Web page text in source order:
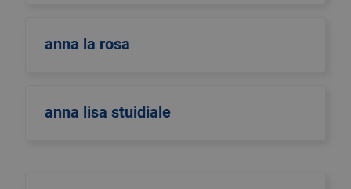
anna la rosa
anna lisa stuidiale